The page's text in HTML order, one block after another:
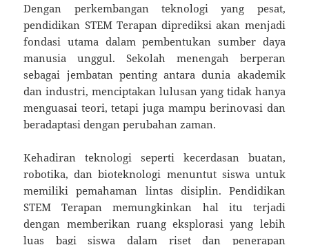
Dengan perkembangan teknologi yang pesat,
pendidikan STEM Terapan diprediksi akan menjadi
fondasi utama dalam pembentukan sumber daya
manusia unggul. Sekolah menengah berperan
sebagai jembatan penting antara dunia akademik
dan industri, menciptakan lulusan yang tidak hanya
menguasai teori, tetapi juga mampu berinovasi dan
beradaptasi dengan perubahan zaman.
Kehadiran teknologi seperti kecerdasan buatan,
robotika, dan bioteknologi menuntut siswa untuk
memiliki pemahaman lintas disiplin. Pendidikan
STEM Terapan memungkinkan hal itu terjadi
dengan memberikan ruang eksplorasi yang lebih
luas bagi siswa dalam riset dan penerapan